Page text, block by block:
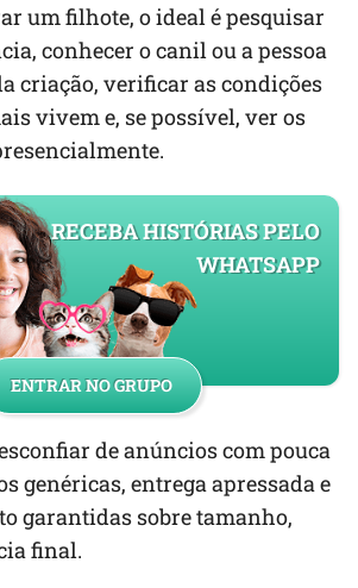
um filhote, o ideal é pesquisar
conhecer o canil ou a pessoa
criação, verificar as condições
vivem e, se possível, ver os
RECEBA HISTÓRIAS PELO
WHATSAPP
ENTRAR NO GRUPO
de anúncios com pouca
genéricas, entrega apressada e
garantidas sobre tamanho,
final.